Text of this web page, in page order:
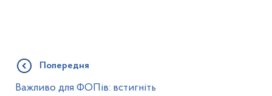
Попередня
Важливо для ФОПів: встигніть